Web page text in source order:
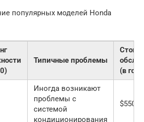
популярных моделей Honda
Типичные проблемы
(в год)
Иногда возникают
проблемы с
системой
кондиционирования
$550